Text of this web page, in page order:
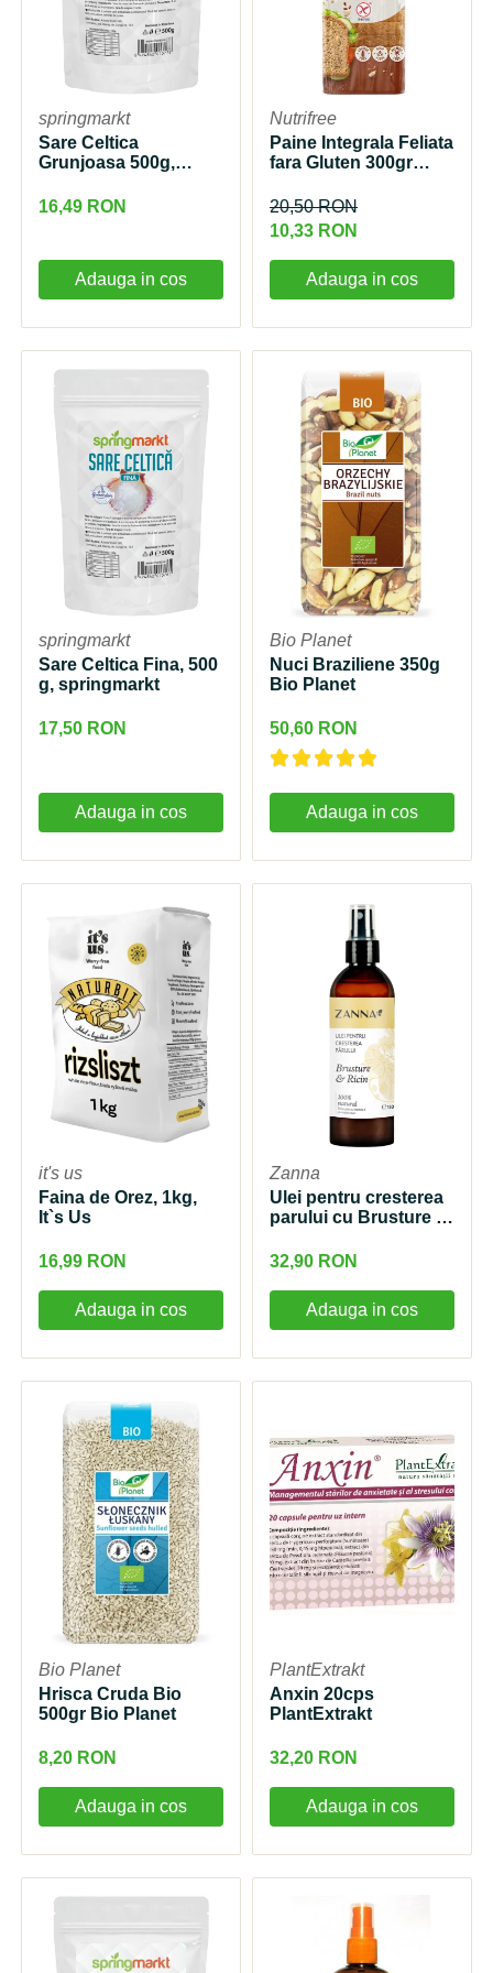
Suplimente fitness
Batoane proteice
Mama si copilul
Produse pentru copii
Ceaiuri simple
Ceaiuri medicinale compuse
Cafea verde
Ulei de Cocos
Ulei de cocos de uz cosmetic
springmarkt
Sare Celtica
Grunjoasa 500g,
16,49 RON
Adauga in cos
Nutrifree
Paine Integrala Feliata
fara Gluten 300gr
20,50 RON
10,33 RON
Adauga in cos
springmarkt
Sare Celtica Fina, 500
g, springmarkt
17,50 RON
Adauga in cos
Bio Planet
Nuci Braziliene 350g
Bio Planet
50,60 RON
Adauga in cos
it's us
Faina de Orez, 1kg,
It`s Us
16,99 RON
Adauga in cos
Zanna
Ulei pentru cresterea
parului cu Brusture si
32,90 RON
Adauga in cos
Bio Planet
Hrisca Cruda Bio
500gr Bio Planet
8,20 RON
Adauga in cos
PlantExtrakt
Anxin 20cps
PlantExtrakt
32,20 RON
Adauga in cos